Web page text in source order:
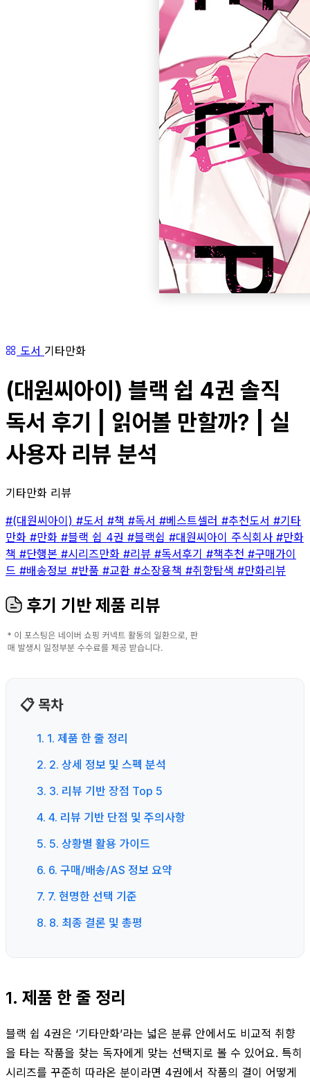
도서 기타만화
(대원씨아이) 블랙 쉽 4권 솔직
독서 후기 | 읽어볼 만할까? | 실
사용자 리뷰 분석
기타만화 리뷰
#(대원씨아이) #도서 #책 #독서 #베스트셀러 #추천도서 #기타
만화 #만화 #블랙 쉽 4권 #블랙쉽 #대원씨아이 주식회사 #만화
책 #단행본 #시리즈만화 #리뷰 #독서후기 #책추천 #구매가이
드 #배송정보 #반품 #교환 #소장용책 #취향탐색 #만화리뷰
후기 기반 제품 리뷰
📋 목차
1. 1. 제품 한 줄 정리
2. 2. 상세 정보 및 스펙 분석
3. 3. 리뷰 기반 장점 Top 5
4. 4. 리뷰 기반 단점 및 주의사항
5. 5. 상황별 활용 가이드
6. 6. 구매/배송/AS 정보 요약
7. 7. 현명한 선택 기준
8. 8. 최종 결론 및 총평
1. 제품 한 줄 정리
블랙 쉽 4권은 ‘기타만화’라는 넓은 분류 안에서도 비교적 취향
을 타는 작품을 찾는 독자에게 맞는 선택지로 볼 수 있어요. 특히
시리즈를 꾸준히 따라온 분이라면 4권에서 작품의 결이 어떻게